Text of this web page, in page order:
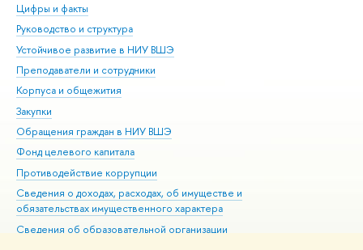
Цифры и факты
Руководство и структура
Устойчивое развитие в НИУ ВШЭ
Преподаватели и сотрудники
Корпуса и общежития
Закупки
Обращения граждан в НИУ ВШЭ
Фонд целевого капитала
Противодействие коррупции
Сведения о доходах, расходах, об имуществе и
обязательствах имущественного характера
Сведения об образовательной организации